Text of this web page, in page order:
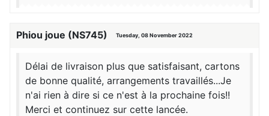
Phiou joue (NS745) Tuesday, 08 November 2022
Délai de livraison plus que satisfaisant, cartons
de bonne qualité, arrangements travaillés...Je
n'ai rien à dire si ce n'est à la prochaine fois!!
Merci et continuez sur cette lancée.